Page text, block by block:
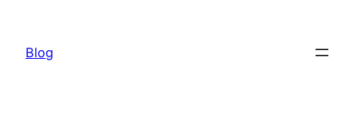
tartalomhoz
Blog